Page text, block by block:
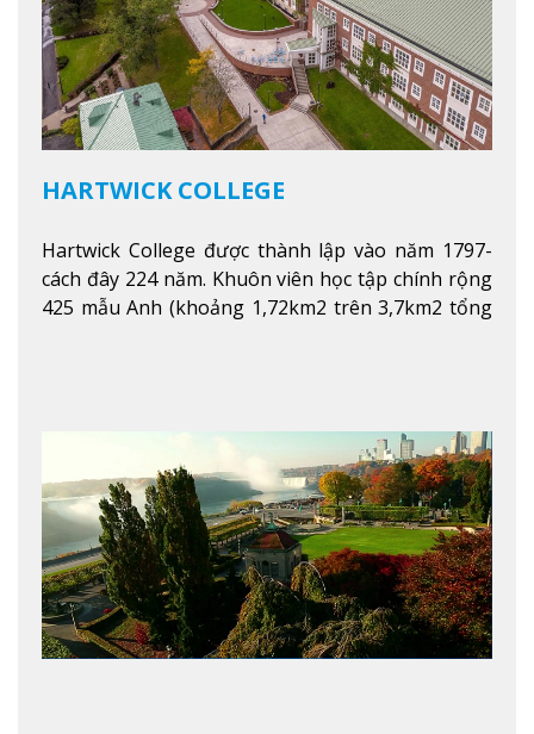
HARTWICK COLLEGE
Hartwick College được thành lập vào năm 1797-
cách đây 224 năm. Khuôn viên học tập chính rộng
425 mẫu Anh (khoảng 1,72km2 trên 3,7km2 tổng